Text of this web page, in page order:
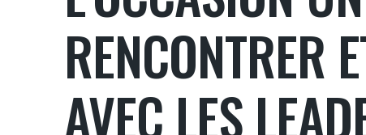
RENCONTRER
AVEC LES